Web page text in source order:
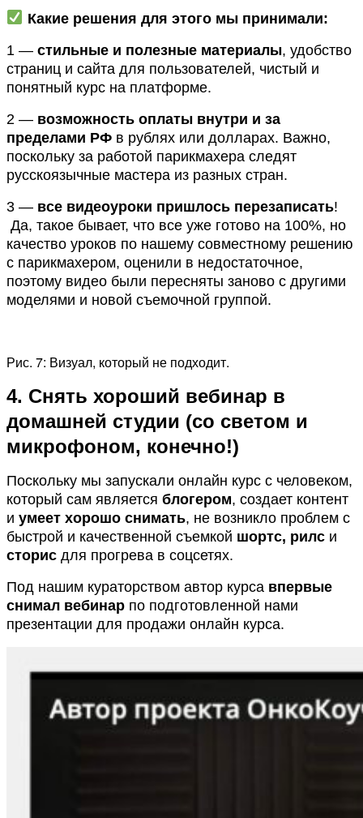
Какие решения для этого мы принимали:
1 — стильные и полезные материалы, удобство
страниц и сайта для пользователей, чистый и
понятный курс на платформе.
2 — возможность оплаты внутри и за
пределами РФ в рублях или долларах. Важно,
поскольку за работой парикмахера следят
русскоязычные мастера из разных стран.
3 — все видеоуроки пришлось перезаписать!
Да, такое бывает, что все уже готово на 100%, но
качество уроков по нашему совместному решению
с парикмахером, оценили в недостаточное,
поэтому видео были пересняты заново с другими
моделями и новой съемочной группой.
Рис. 7: Визуал, который не подходит.
4. Снять хороший вебинар в
домашней студии (со светом и
микрофоном, конечно!)
Поскольку мы запускали онлайн курс с человеком,
который сам является блогером, создает контент
и умеет хорошо снимать, не возникло проблем с
быстрой и качественной съемкой шортс, рилс и
сторис для прогрева в соцсетях.
Под нашим кураторством автор курса впервые
снимал вебинар по подготовленной нами
презентации для продажи онлайн курса.